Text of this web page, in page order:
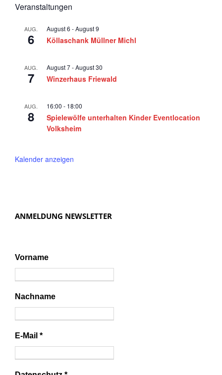
Veranstaltungen
AUG.
6
August 6 -August 9
Köllaschank Müllner Michl
AUG.
7
August 7-August 30
Winzerhaus Friewald
AUG.
8
16:00 - 18:00
Spielewölfe unterhalten Kinder Eventlocation
Volksheim
Kalender anzeigen
ANMELDUNG NEWSLETTER
Vorname
Nachname
E-Mail *